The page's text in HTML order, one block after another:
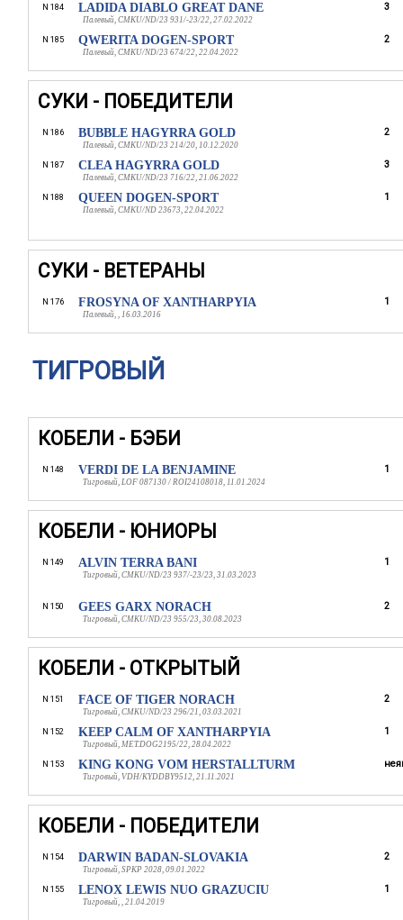
N 184 LADIDA DIABLO GREAT DANE
Палевый, CMKU/ND/23 931/-23/22, 27.02.2022
3
N 185 QWERITA DOGEN-SPORT
Палевый, CMKU/ND/23 674/22, 22.04.2022
2
СУКИ - ПОБЕДИТЕЛИ
N 186 BUBBLE HAGYRRA GOLD
Палевый, CMKU/ND/23 214/20, 10.12.2020
2
N 187 CLEA HAGYRRA GOLD
Палевый, CMKU/ND/23 716/22, 21.06.2022
3
N 188 QUEEN DOGEN-SPORT
Палевый, CMKU/ND 23673, 22.04.2022
1
СУКИ - ВЕТЕРАНЫ
N 176 FROSYNA OF XANTHARPYIA
Палевый, , 16.03.2016
1
ТИГРОВЫЙ
КОБЕЛИ - БЭБИ
N 148 VERDI DE LA BENJAMINE
Тигровый, LOF 087130 / ROI24108018, 11.01.2024
1
КОБЕЛИ - ЮНИОРЫ
N 149 ALVIN TERRA BANI
Тигровый, CMKU/ND/23 937/-23/23, 31.03.2023
1
N 150 GEES GARX NORACH
Тигровый, CMKU/ND/23 955/23, 30.08.2023
2
КОБЕЛИ - ОТКРЫТЫЙ
N 151 FACE OF TIGER NORACH
Тигровый, CMKU/ND/23 296/21, 03.03.2021
2
N 152 KEEP CALM OF XANTHARPYIA
Тигровый, MET.DOG2195/22, 28.04.2022
1
N 153 KING KONG VOM HERSTALLTURM
Тигровый, VDH/KYDDBY9512, 21.11.2021
КОБЕЛИ - ПОБЕДИТЕЛИ
N 154 DARWIN BADAN-SLOVAKIA
Тигровый, SPKP 2028, 09.01.2022
2
N 155 LENOX LEWIS NUO GRAZUCIU
Тигровый, , 21.04.2019
1